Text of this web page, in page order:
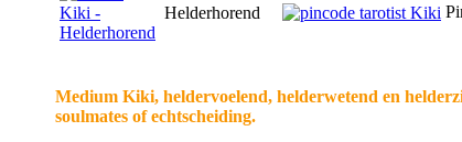
Helderhorend
Medium Kiki, heldervoelend, helderwetend en
soulmates of echtscheiding.